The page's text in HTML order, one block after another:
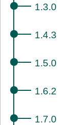
1.3.0
1.4.3
1.5.0
1.6.2
1.7.0